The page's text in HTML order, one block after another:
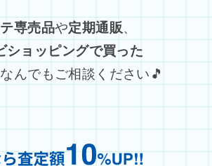
専売品や定期通販、
ショッピングで買った
んでもご相談ください🎵